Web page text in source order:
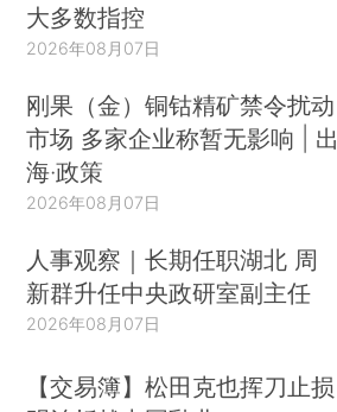
大多数指控
2026年08月07日
刚果（金）铜钴精矿禁令扰动
市场 多家企业称暂无影响 | 出
海·政策
2026年08月07日
人事观察｜长期任职湖北 周
新群升任中央政研室副主任
2026年08月07日
【交易簿】松田克也挥刀止损